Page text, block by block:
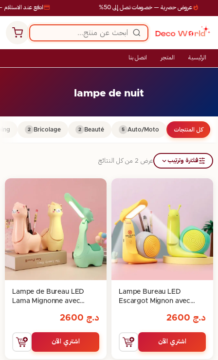
ادفع عند الاستلام عروض حصرية — خصومات تصل إلى 50%
الرئيسية المتجر اتصل بنا
lampe de nuit
كل المنتجات Auto/Moto
5
Beauté
2
Bricolage
2
فلترة وترتيب عرض ⁦2⁩ من كل النتائج
Lampe Bureau LED
Escargot Mignon avec
د.ج
اشتري الآن
Lampe de Bureau LED
Lama Mignonne avec
د.ج
اشتري الآن